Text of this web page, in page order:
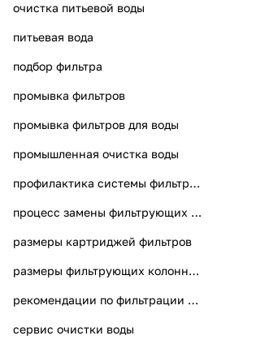
очистка питьевой воды
питьевая вода
подбор фильтра
промывка фильтров
промывка фильтров для воды
промышленная очистка воды
профилактика системы фильтрации воды
процесс замены фильтрующих модулей
размеры картриджей фильтров
размеры фильтрующих колонн для воды
рекомендации по фильтрации на кухне
сервис очистки воды